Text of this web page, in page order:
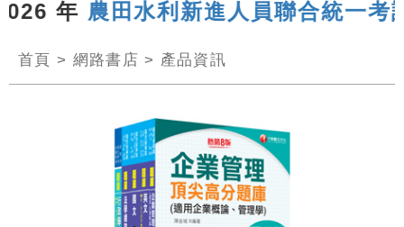
年農田水利新進人員聯合統一考試
首頁 > 網路書店 > 產品資訊